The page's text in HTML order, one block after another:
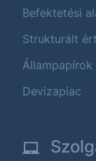
Befektetési
Strukturált
Állampapírok
Devizapiac